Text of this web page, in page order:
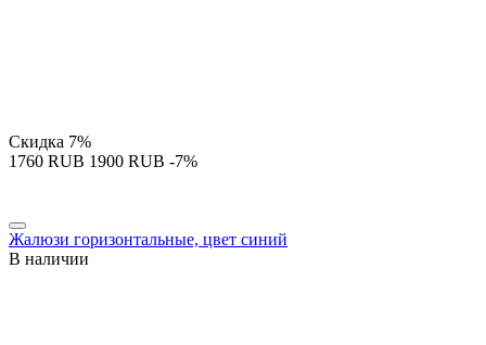
Скидка 7%
‍1760‍ RUB ‍1900‍ RUB -7%
Жалюзи горизонтальные, цвет синий
В наличии